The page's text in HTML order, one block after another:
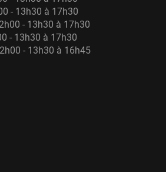
universel «SE 5402» -
d’un raccordement Rexuo
encliquetée, ce robinet ¼ de
pour des prises en charge
sur des tranchées communes et
un robinet ¼ de tour avec pas
pour des prises en charge
péri-urbaines ou rurales.
- 13h30 à 17h30
- 13h30 à 17h30
- 13h30 à 17h30
- 13h30 à 16h45